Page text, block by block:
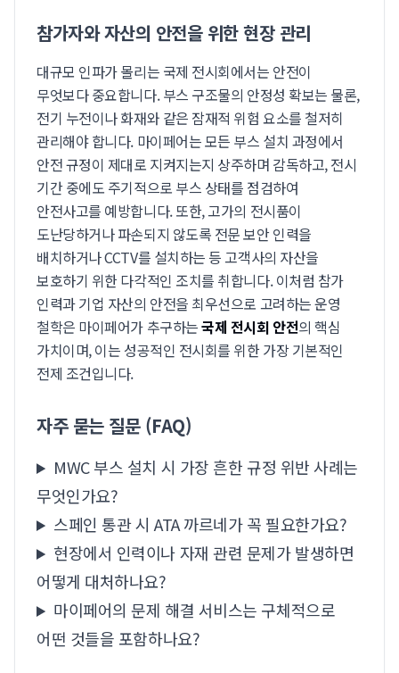
참가자와 자산의 안전을 위한 현장 관리
대규모 인파가 몰리는 국제 전시회에서는 안전이
무엇보다 중요합니다. 부스 구조물의 안정성 확보는 물론,
전기 누전이나 화재와 같은 잠재적 위험 요소를 철저히
관리해야 합니다. 마이페어는 모든 부스 설치 과정에서
안전 규정이 제대로 지켜지는지 상주하며 감독하고, 전시
기간 중에도 주기적으로 부스 상태를 점검하여
안전사고를 예방합니다. 또한, 고가의 전시품이
도난당하거나 파손되지 않도록 전문 보안 인력을
배치하거나 CCTV를 설치하는 등 고객사의 자산을
보호하기 위한 다각적인 조치를 취합니다. 이처럼 참가
인력과 기업 자산의 안전을 최우선으로 고려하는 운영
철학은 마이페어가 추구하는국제 전시회 안전의 핵심
가치이며, 이는 성공적인 전시회를 위한 가장 기본적인
전제 조건입니다.
자주 묻는 질문 (FAQ)
MWC 부스 설치 시 가장 흔한 규정 위반 사례는
무엇인가요?
스페인 통관 시 ATA 까르네가 꼭 필요한가요?
현장에서 인력이나 자재 관련 문제가 발생하면
어떻게 대처하나요?
마이페어의 문제 해결 서비스는 구체적으로
어떤 것들을 포함하나요?